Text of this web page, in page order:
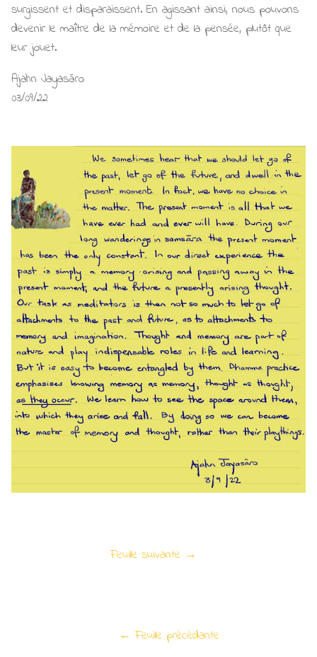
surgissent et disparaissent. En agissant ainsi, nous pouvons
devenir le maître de la mémoire et de la pensée, plutôt que
leur jouet.
Ajahn Jayasāro
03/09/22
Feuille suivante →
← Feuille précédante